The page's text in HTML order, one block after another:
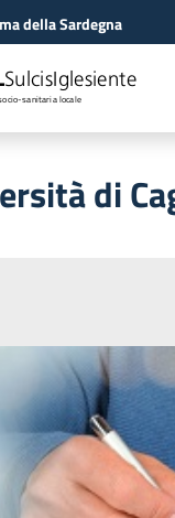
della Sardegna
SulcisIglesiente
sanitaria locale
di